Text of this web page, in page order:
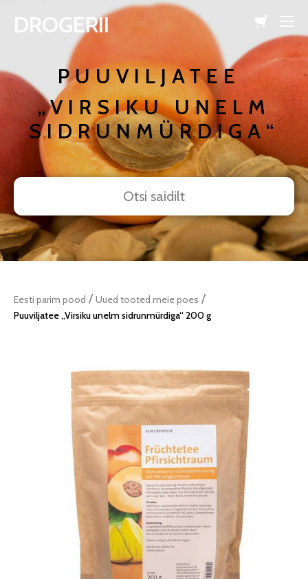
lisati ostukorvi.
DROGERII
PUUVILJATEE
„VIRSIKU UNELM
SIDRUNMÜRDIGA“
Eesti parim pood / Uued tooted meie poes /
Puuviljatee „Virsiku unelm sidrunmürdiga“ 200 g